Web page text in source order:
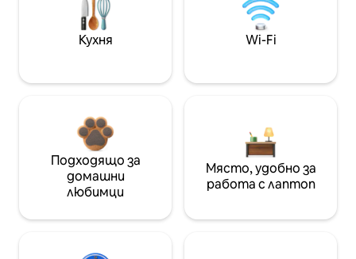
Кухня Wi-Fi
Подходящо за
домашни
любимци
Място, удобно за
работа с лаптоп